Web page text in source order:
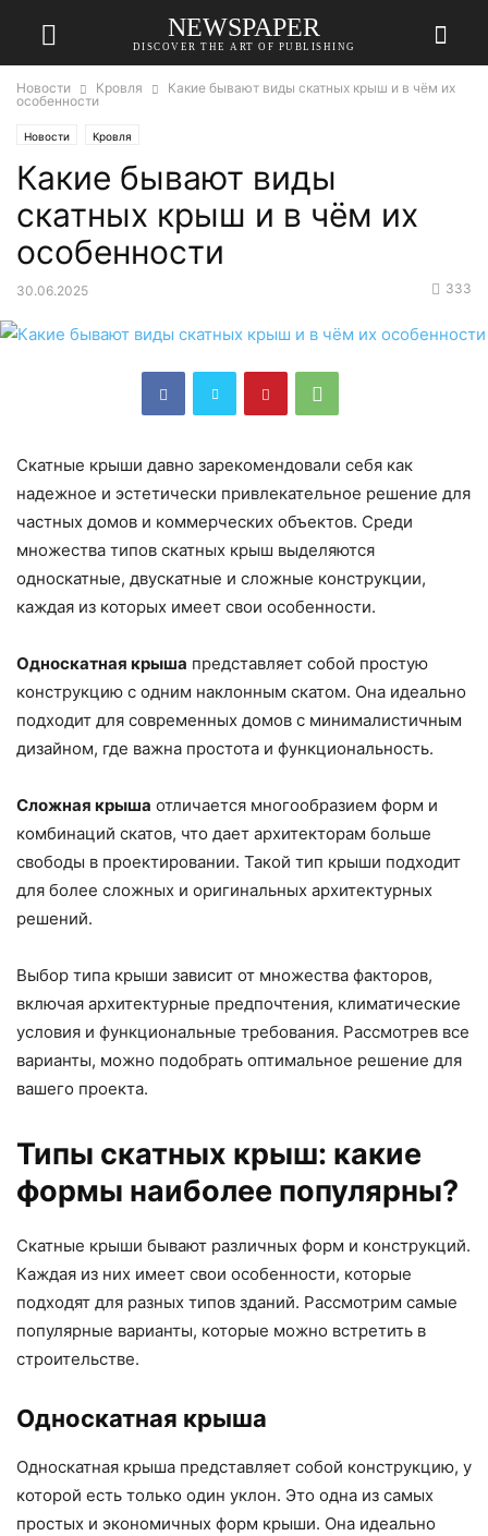
NEWSPAPER
DISCOVER THE ART OF PUBLISHING
Новости Кровля
Какие бывают виды скатных крыш и в чём их
особенности
Новости Кровля
Какие бывают виды
скатных крыш и в чём их
особенности
30.06.2025 333
Скатные крыши давно зарекомендовали себя как
надежное и эстетически привлекательное решение для
частных домов и коммерческих объектов. Среди
множества типов скатных крыш выделяются
односкатные, двускатные и сложные конструкции,
каждая из которых имеет свои особенности.
Односкатная крыша представляет собой простую
конструкцию с одним наклонным скатом. Она идеально
подходит для современных домов с минималистичным
дизайном, где важна простота и функциональность.
Сложная крыша отличается многообразием форм и
комбинаций скатов, что дает архитекторам больше
свободы в проектировании. Такой тип крыши подходит
для более сложных и оригинальных архитектурных
решений.
Выбор типа крыши зависит от множества факторов,
включая архитектурные предпочтения, климатические
условия и функциональные требования. Рассмотрев все
варианты, можно подобрать оптимальное решение для
вашего проекта.
Типы скатных крыш: какие
формы наиболее популярны?
Скатные крыши бывают различных форм и конструкций.
Каждая из них имеет свои особенности, которые
подходят для разных типов зданий. Рассмотрим самые
популярные варианты, которые можно встретить в
строительстве.
Односкатная крыша
Односкатная крыша представляет собой конструкцию, у
которой есть только один уклон. Это одна из самых
простых и экономичных форм крыши. Она идеально